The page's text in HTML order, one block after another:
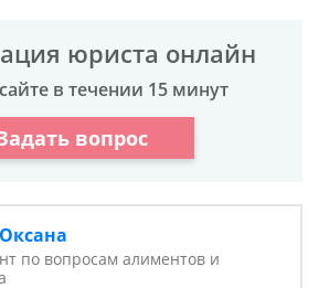
юриста онлайн
в течении 15 минут
вопрос
по вопросам алиментов и